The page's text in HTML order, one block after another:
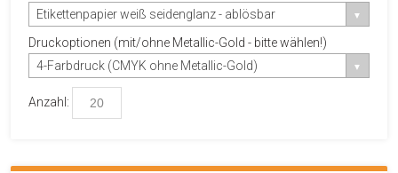
Etikettenpapier weiß seidenglanz - ablösbar
Druckoptionen (mit/ohne Metallic-Gold - bitte wählen!)
4-Farbdruck (CMYK ohne Metallic-Gold)
Anzahl: